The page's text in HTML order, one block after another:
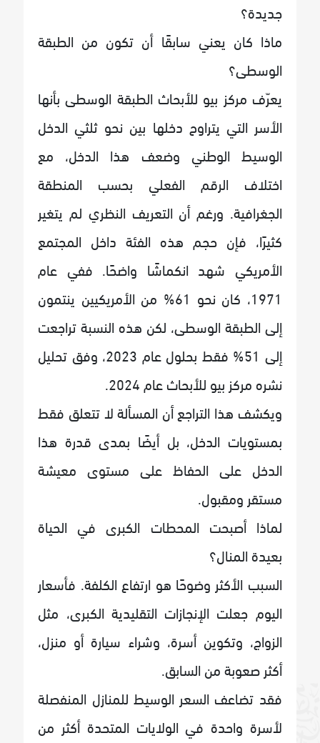
جديدة؟
ماذا كان يعني سابقًا أن تكون من الطبقة
الوسطى؟
يعرّف مركز بيو للأبحاث الطبقة الوسطى بأنها
الأسر التي يتراوح دخلها بين نحو ثلثي الدخل
الوسيط الوطني وضعف هذا الدخل، مع
اختلاف الرقم الفعلي بحسب المنطقة
الجغرافية. ورغم أن التعريف النظري لم يتغير
كثيرًا، فإن حجم هذه الفئة داخل المجتمع
الأمريكي شهد انكماشًا واضحًا. ففي عام
1971، كان نحو 61% من الأمريكيين ينتمون
إلى الطبقة الوسطى، لكن هذه النسبة تراجعت
إلى 51% فقط بحلول عام 2023، وفق تحليل
نشره مركز بيو للأبحاث عام 2024.
ويكشف هذا التراجع أن المسألة لا تتعلق فقط
بمستويات الدخل، بل أيضًا بمدى قدرة هذا
الدخل على الحفاظ على مستوى معيشة
مستقر ومقبول.
لماذا أصبحت المحطات الكبرى في الحياة
بعيدة المنال؟
السبب الأكثر وضوحًا هو ارتفاع الكلفة. فأسعار
اليوم جعلت الإنجازات التقليدية الكبرى، مثل
الزواج، وتكوين أسرة، وشراء سيارة أو منزل،
أكثر صعوبة من السابق.
فقد تضاعف السعر الوسيط للمنازل المنفصلة
لأسرة واحدة في الولايات المتحدة أكثر من